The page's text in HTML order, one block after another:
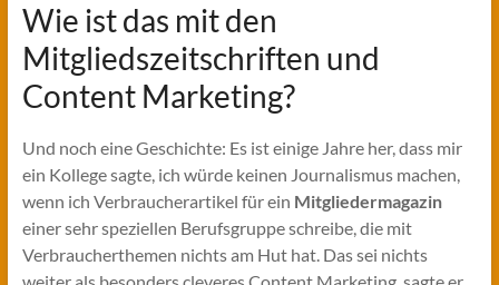
Wie ist das mit den
Mitgliedszeitschriften und
Content Marketing?
Und noch eine Geschichte: Es ist einige Jahre her, dass mir
ein Kollege sagte, ich würde keinen Journalismus machen,
wenn ich Verbraucherartikel für ein Mitgliedermagazin
einer sehr speziellen Berufsgruppe schreibe, die mit
Verbraucherthemen nichts am Hut hat. Das sei nichts